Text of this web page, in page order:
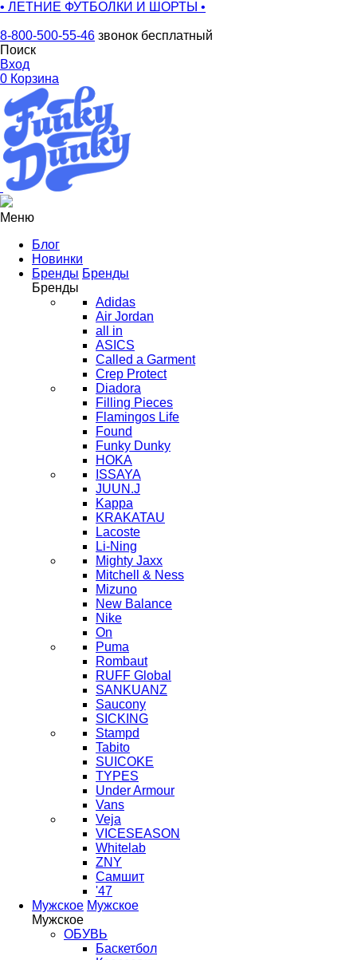
• ЛЕТНИЕ ФУТБОЛКИ И ШОРТЫ •
8-800-500-55-46 звонок бесплатный
Поиск
Вход
0 Корзина
Меню
Блог
Новинки
Бренды Бренды
Бренды
Adidas
Air Jordan
all in
ASICS
Called a Garment
Crep Protect
Diadora
Filling Pieces
Flamingos Life
Found
Funky Dunky
HOKA
ISSAYA
JUUN.J
Kappa
KRAKATAU
Lacoste
Li-Ning
Mighty Jaxx
Mitchell & Ness
Mizuno
New Balance
Nike
On
Puma
Rombaut
RUFF Global
SANKUANZ
Saucony
SICKING
Stampd
Tabito
SUICOKE
TYPES
Under Armour
Vans
Veja
VICESEASON
Whitelab
ZNY
Самшит
'47
Мужское Мужское
Мужское
ОБУВЬ
Баскетбол